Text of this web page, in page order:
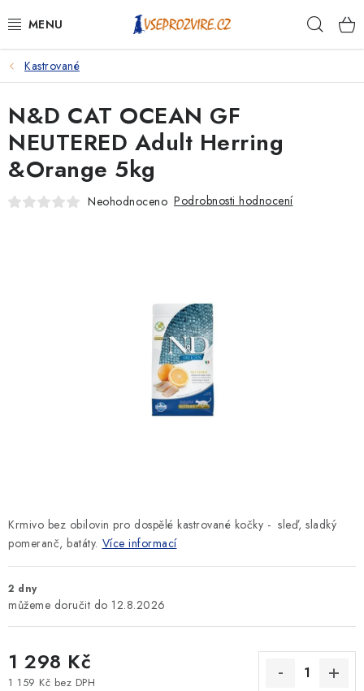
na
PSI
KOČKY
KONĚ
ANTIPARAZITIKA
KRÁLÍCI/HLODAVCI/PTÁCI
Kastrované
Krmivo bez obilovin pro dospělé kastrované kočky - sleď, sladký
pomeranč, batáty. Více informací
2 dny
12.8.2026
1 298 Kč
1 159 Kč bez DPH
N&D CAT OCEAN GF
NEUTERED Adult Herring
&Orange 5kg
Neohodnoceno Podrobnosti hodnocení